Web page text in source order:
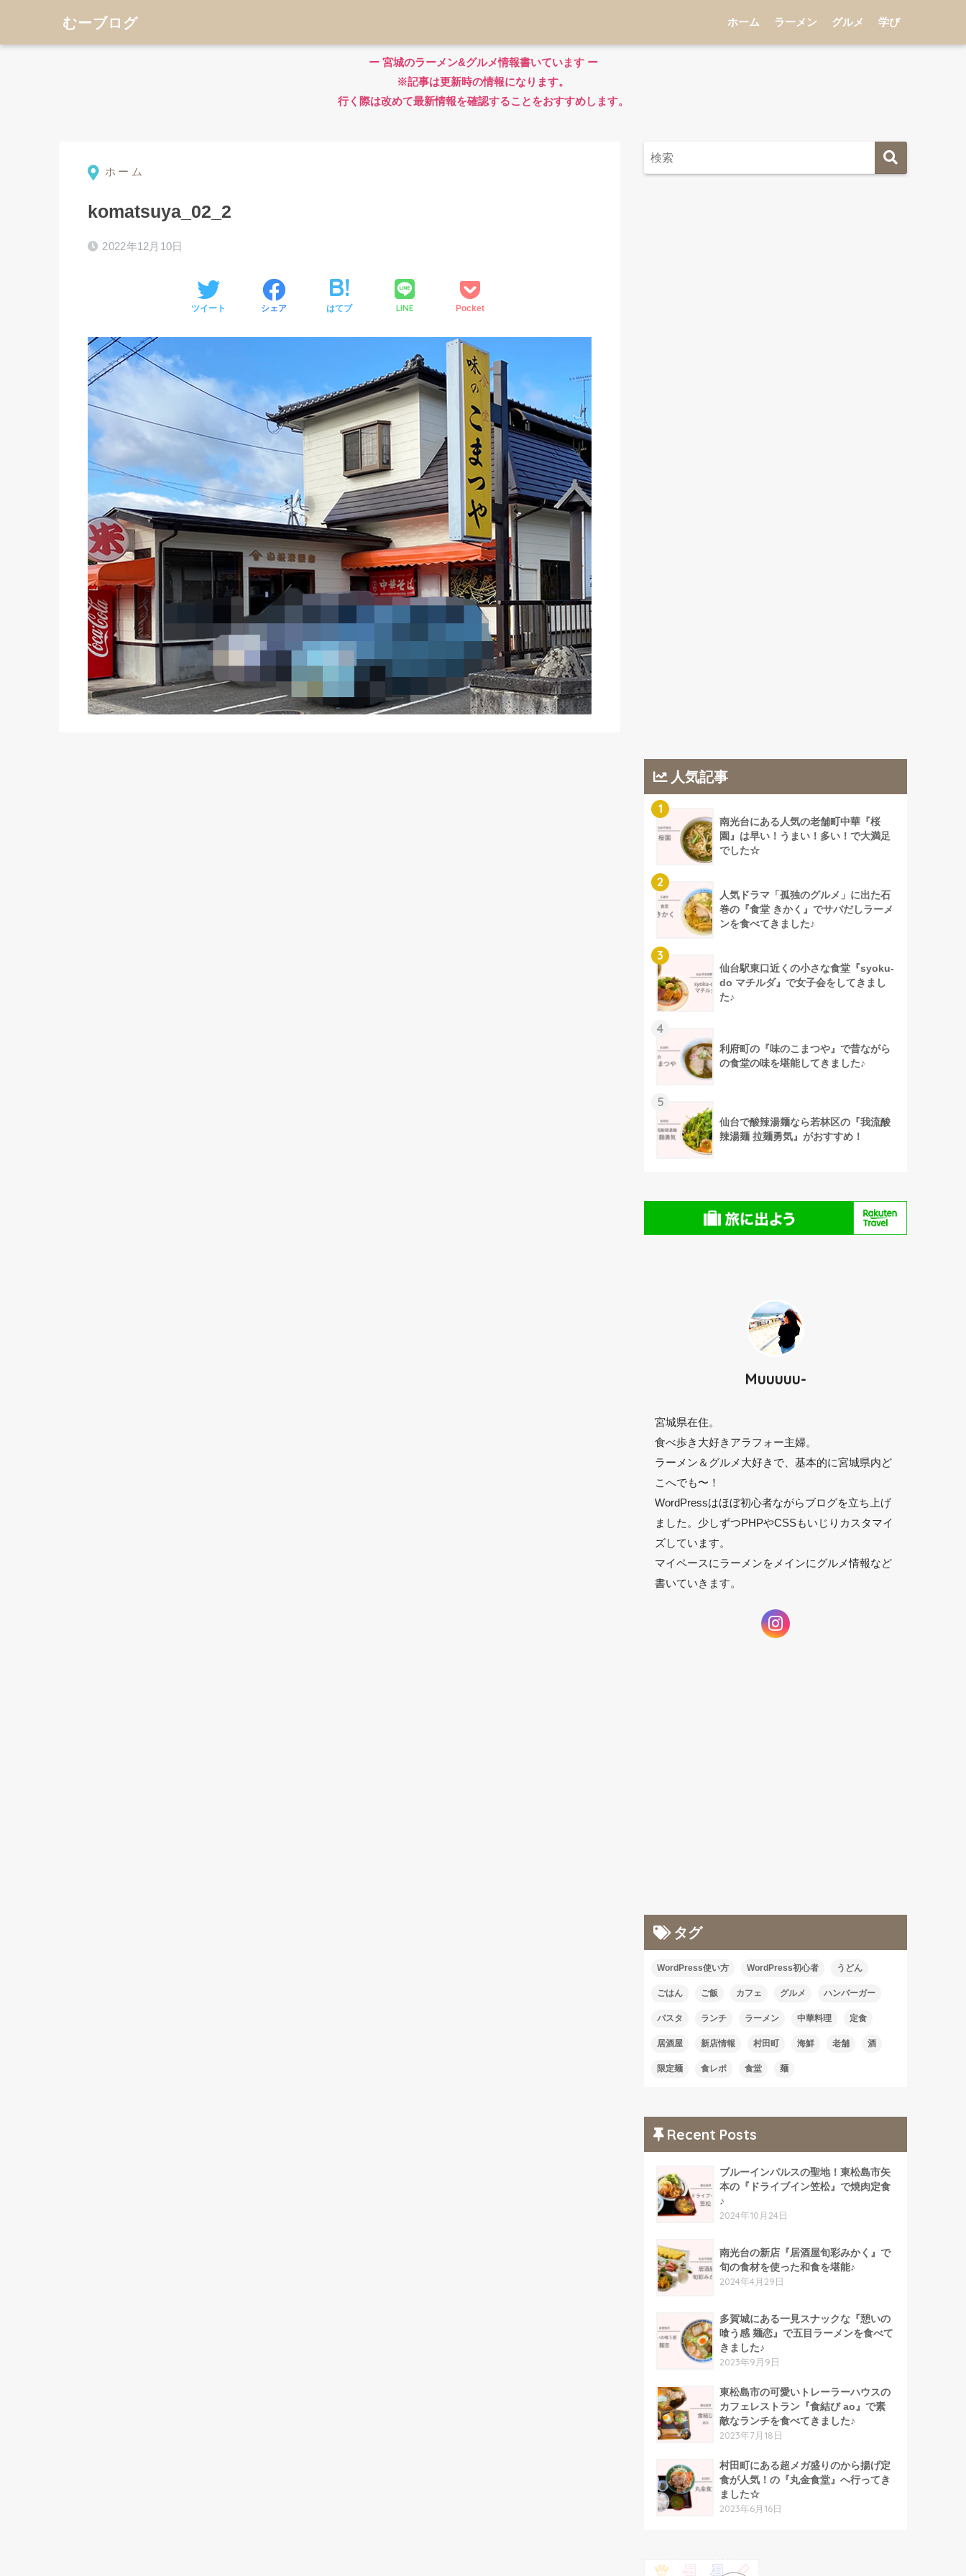
むーブログ ホーム ラーメン グルメ 学び
ー 宮城のラーメン&グルメ情報書いています ー
※記事は更新時の情報になります。
行く際は改めて最新情報を確認することをおすすめします。
ホーム
komatsuya_02_2
2022年12月10日
ツイート シェア はてブ LINE Pocket
人気記事
1
南光台にある人気の老舗町中華『桜
園』は早い！うまい！多い！で大満足
でした☆
2
人気ドラマ「孤独のグルメ」に出た石
巻の『食堂 きかく』でサバだしラーメ
ンを食べてきました♪
3
仙台駅東口近くの小さな食堂『syoku-
do マチルダ』で女子会をしてきまし
た♪
4
利府町の『味のこまつや』で昔ながら
の食堂の味を堪能してきました♪
5
仙台で酸辣湯麺なら若林区の『我流酸
辣湯麺 拉麺勇気』がおすすめ！
Muuuuu-
宮城県在住。
食べ歩き大好きアラフォー主婦。
ラーメン＆グルメ大好きで、基本的に宮城県内ど
こへでも〜！
WordPressはほぼ初心者ながらブログを立ち上げ
ました。少しずつPHPやCSSもいじりカスタマイ
ズしています。
マイペースにラーメンをメインにグルメ情報など
書いていきます。
タグ
WordPress使い方 WordPress初心者 うどん
ごはん ご飯 カフェ グルメ ハンバーガー
パスタ ランチ ラーメン 中華料理 定食
居酒屋 新店情報 村田町 海鮮 老舗 酒
限定麺 食レポ 食堂 麺
Recent Posts
ブルーインパルスの聖地！東松島市矢
本の『ドライブイン笠松』で焼肉定食
♪
2024年10月24日
南光台の新店『居酒屋旬彩みかく』で
旬の食材を使った和食を堪能♪
2024年4月29日
多賀城にある一見スナックな『憩いの
喰う感 麺恋』で五目ラーメンを食べて
きました♪
2023年9月9日
東松島市の可愛いトレーラーハウスの
カフェレストラン『食結び ao』で素
敵なランチを食べてきました♪
2023年7月18日
村田町にある超メガ盛りのから揚げ定
食が人気！の『丸金食堂』へ行ってき
ました☆
2023年6月16日